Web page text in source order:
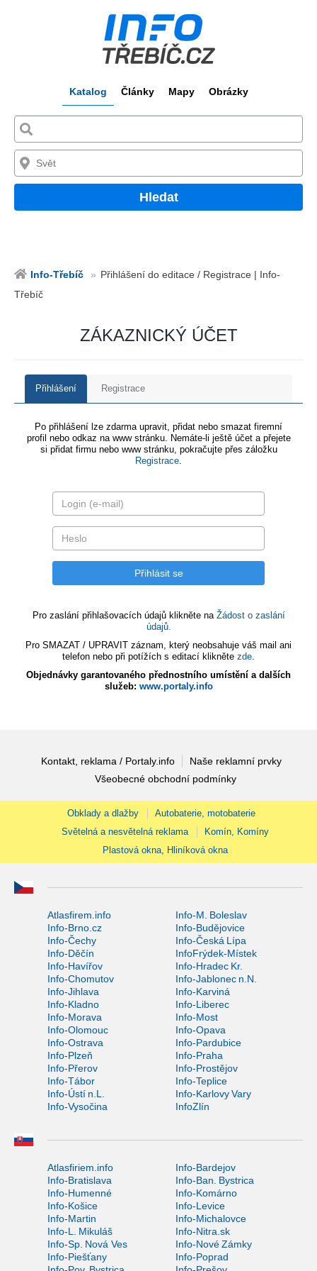
Katalog Články Mapy Obrázky
Hledat
Info-Třebíč
Přihlášení do editace / Registrace | Info-
Třebíč
ZÁKAZNICKÝ ÚČET
Přihlášení Registrace
Po přihlášení lze zdarma upravit, přidat nebo smazat firemní
profil nebo odkaz na www stránku. Nemáte-li ještě účet a přejete
si přidat firmu nebo www stránku, pokračujte přes záložku
Registrace.
Pro zaslání přihlašovacích údajů klikněte na Žádost o zaslání
údajů.
Pro SMAZAT / UPRAVIT záznam, který neobsahuje váš mail ani
telefon nebo při potížích s editací klikněte zde.
Objednávky garantovaného přednostního umístění a dalších
služeb: www.portaly.info
Kontakt, reklama / Portaly.info
Naše reklamní prvky
Všeobecné obchodní podmínky
Obklady a dlažby
Autobaterie, motobaterie
Světelná a nesvětelná reklama
Komín, Komíny
Plastová okna, Hliníková okna
Atlasfirem.info
Info-M. Boleslav
Info-Brno.cz
Info-Budějovice
Info-Čechy
Info-Česká Lípa
Info-Děčín
InfoFrýdek-Místek
Info-Havířov
Info-Hradec Kr.
Info-Chomutov
Info-Jablonec n.N.
Info-Jihlava
Info-Karviná
Info-Kladno
Info-Liberec
Info-Morava
Info-Most
Info-Olomouc
Info-Opava
Info-Ostrava
Info-Pardubice
Info-Plzeň
Info-Praha
Info-Přerov
Info-Prostějov
Info-Tábor
Info-Teplice
Info-Ústí n.L.
Info-Karlovy Vary
Info-Vysočina
InfoZlín
Atlasfiriem.info
Info-Bardejov
Info-Bratislava
Info-Ban. Bystrica
Info-Humenné
Info-Komárno
Info-Košice
Info-Levice
Info-Martin
Info-Michalovce
Info-L. Mikuláš
Info-Nitra.sk
Info-Sp. Nová Ves
Info-Nové Zámky
Info-Piešťany
Info-Poprad